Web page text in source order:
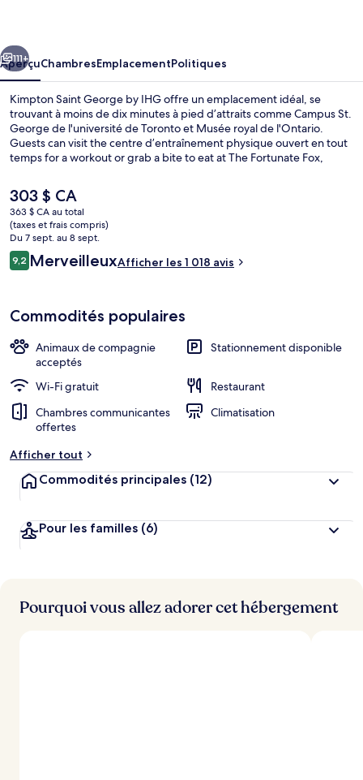
by
IHG
Suivant
111+
AperçuChambresEmplacementPolitiques
Kimpton Saint George by IHG offre un emplacement idéal, se
trouvant à moins de dix minutes à pied d’attraits comme Campus St.
George de l'université de Toronto et Musée royal de l'Ontario.
Guests can visit the centre d’entraînement physique ouvert en tout
temps for a workout or grab a bite to eat at The Fortunate Fox,
casse-croûte/charcuterie et des vélos gratuits sont d’autres
commodités offertes à hôtel de luxe. Le personnel serviable et
l’emplacement sont des éléments très prisés par les voyageurs.
L’hébergement se situe à quelques minutes de marche du transport
en commun : Station de métro St. George est à quelques pas et
Station de métro Spadina se trouve à 4 minutes.
Le
prix
actuel
est
de 303 $ CA
303 $ CA
363 $ CA au total
(taxes et frais compris)
Du 7 sept. au 8 sept.
Avis
9,29,2 sur 10 –
MerveilleuxAfficher les 1 018 avis
Commodités populaires
Animaux de compagnie
acceptés
Stationnement disponible
Wi-Fi gratuit
Restaurant
Chambres communicantes
offertes
Climatisation
Afficher tout
Commodités principales (12)
Pour les familles (6)
Pourquoi vous allez adorer cet hébergement